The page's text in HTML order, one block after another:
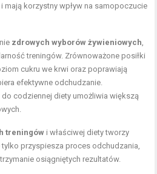
korzystny wpływ na samopoczucie
zdrowych wyborów żywieniowych
treningów. Zrównoważone posiłki
cukru we krwi oraz poprawiają
efektywne odchudzanie.
codziennej diety umożliwia większą
treningów i właściwej diety tworzy
przyspiesza proces odchudzania,
osiągniętych rezultatów.